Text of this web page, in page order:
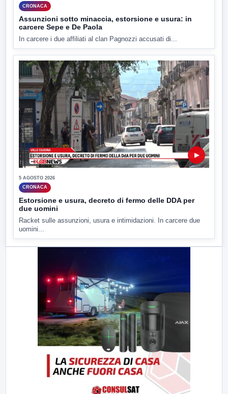
CRONACA
Assunzioni sotto minaccia, estorsione e usura: in
carcere Sepe e De Paola
In carcere i due affiliati al clan Pagnozzi accusati di...
▶
5 AGOSTO 2026
CRONACA
Estorsione e usura, decreto di fermo delle DDA per
due uomini
Racket sulle assunzioni, usura e intimidazioni. In carcere due
uomini...